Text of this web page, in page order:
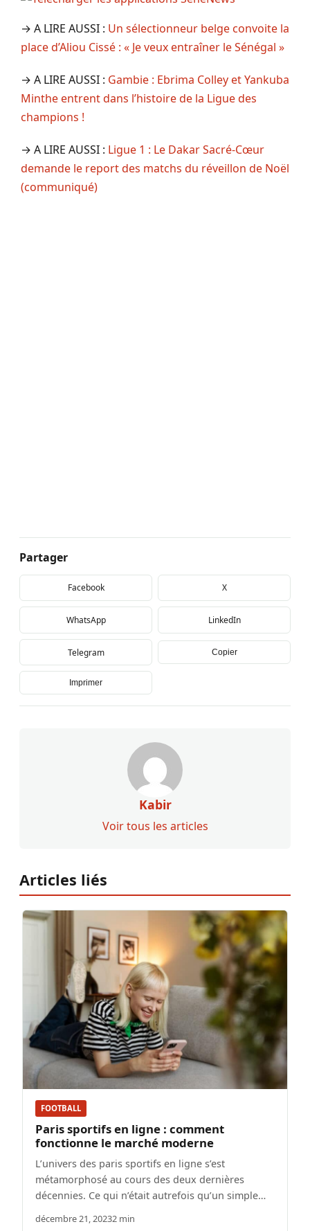
→ A LIRE AUSSI : Un sélectionneur belge convoite la
place d’Aliou Cissé : « Je veux entraîner le Sénégal »
→ A LIRE AUSSI : Gambie : Ebrima Colley et Yankuba
Minthe entrent dans l’histoire de la Ligue des
champions !
→ A LIRE AUSSI : Ligue 1 : Le Dakar Sacré-Cœur
demande le report des matchs du réveillon de Noël
(communiqué)
Partager
Facebook X
WhatsApp LinkedIn
Telegram Copier
Imprimer
Kabir
Voir tous les articles
Articles liés
FOOTBALL
Paris sportifs en ligne : comment
fonctionne le marché moderne
L’univers des paris sportifs en ligne s’est
métamorphosé au cours des deux dernières
décennies. Ce qui n’était autrefois qu’un simple…
décembre 21, 20232 min